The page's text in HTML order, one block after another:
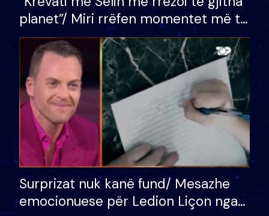
planet”/ Miri rrëfen momentet më të
bukura në shtëpinë e BB VIP: Do më
mungojë zilja e mëngjesit kur…
Surprizat nuk kanë fund/ Mesazhe
emocionuese për Ledion Liçon nga